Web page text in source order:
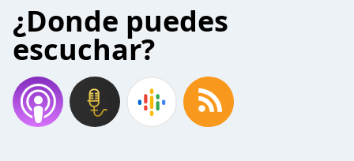
¿Donde puedes
escuchar?